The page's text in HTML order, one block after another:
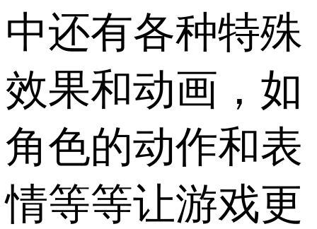
中还有各种特殊
效果和动画，如
角色的动作和表
情等等让游戏更